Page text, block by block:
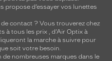
propose d’essayer vos lunettes
contact ? Vous trouverez chez
à tous les prix , d’Air Optix à
la marche à suivre pour
soit votre besoin.
nombreuses marques dans le